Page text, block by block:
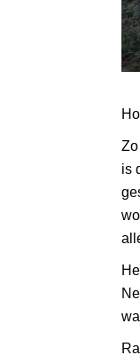
is